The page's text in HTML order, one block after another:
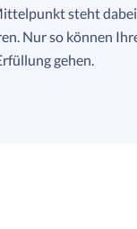
steht
Nur so können
gehen.